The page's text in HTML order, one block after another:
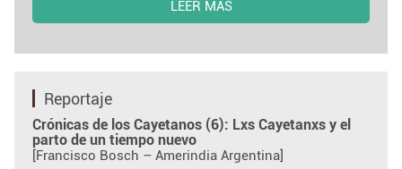
LEER MÁS
Reportaje
Crónicas de los Cayetanos (6): Lxs Cayetanxs y el
parto de un tiempo nuevo
[Francisco Bosch – Amerindia Argentina]